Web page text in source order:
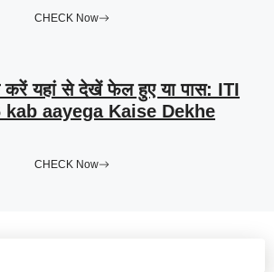
CHECK Now
करें यहां से देखें फेल हुए या पास: ITI
kab aayega Kaise Dekhe
CHECK Now